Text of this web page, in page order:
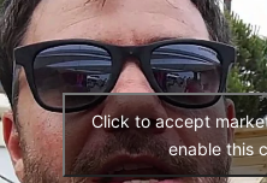
Click to accept
enable this